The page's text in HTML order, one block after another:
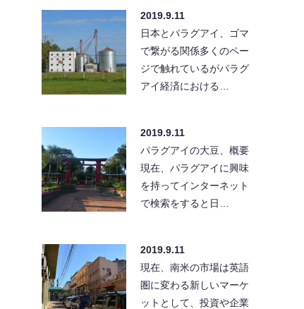
2019.9.11
日本とパラグアイ、ゴマ
で繋がる関係多くのペー
ジで触れているがパラグ
アイ経済における…
2019.9.11
パラグアイの大豆、概要
現在、パラグアイに興味
を持ってインターネット
で検索をすると日…
2019.9.11
現在、南米の市場は英語
圏に変わる新しいマーケ
ットとして、投資や企業